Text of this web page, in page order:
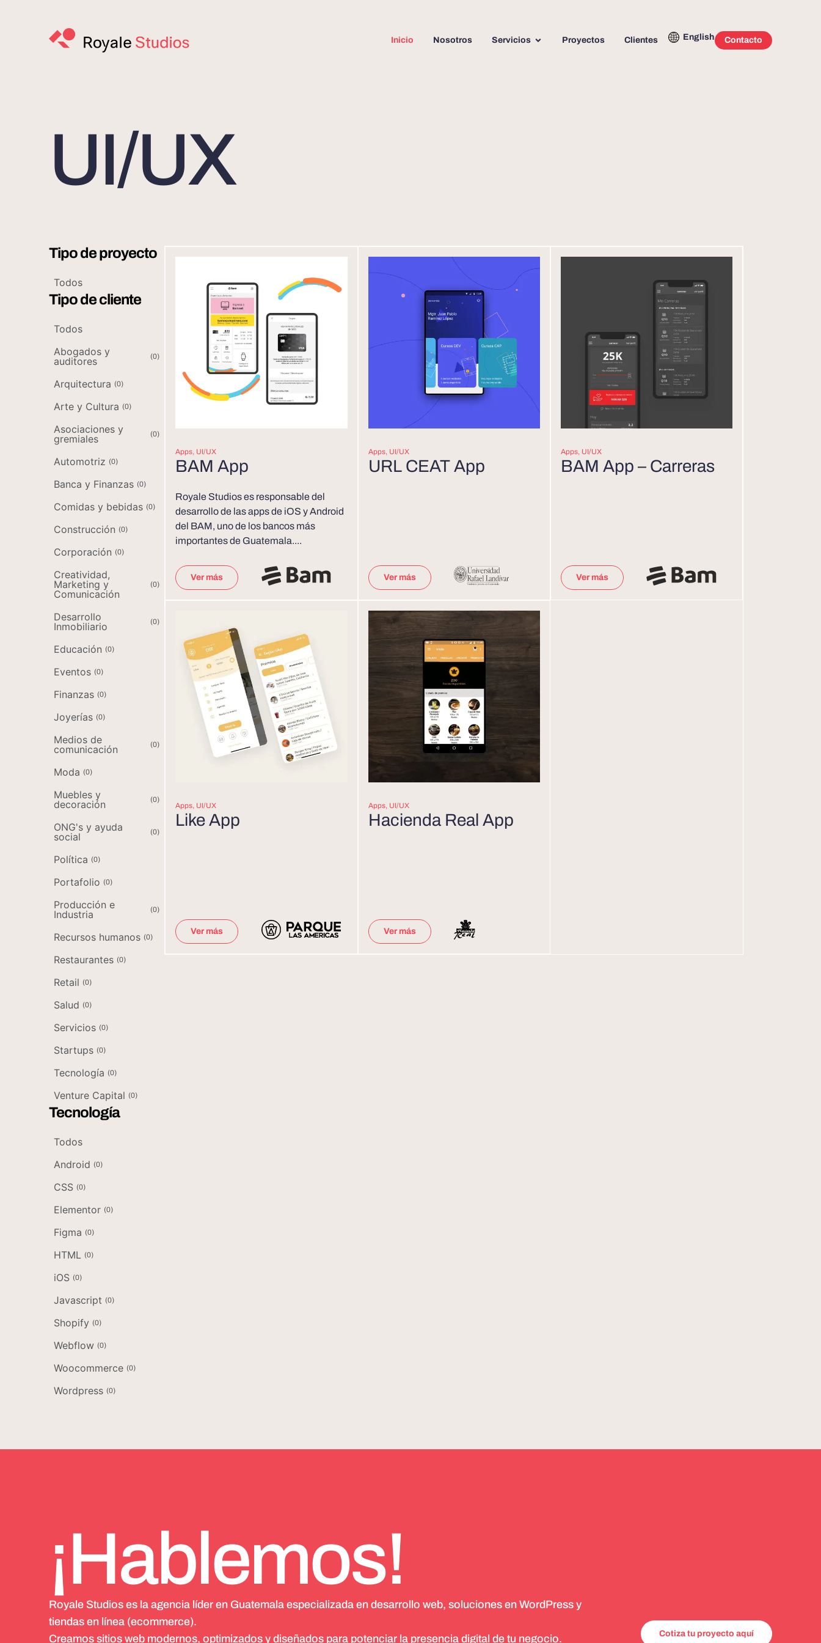
Inicio Nosotros Servicios Proyectos Clientes English Contacto
UI/UX
Tipo de proyecto
Todos
Tipo de cliente
Todos
Abogados y
auditores
(0)
Arquitectura (0)
Arte y Cultura (0)
Asociaciones y
gremiales
(0)
Automotriz (0)
Banca y Finanzas (0)
Comidas y bebidas (0)
Construcción (0)
Corporación (0)
Creatividad,
Marketing y
Comunicación
(0)
Desarrollo
Inmobiliario
(0)
Educación (0)
Eventos (0)
Finanzas (0)
Joyerías (0)
Medios de
comunicación
(0)
Moda (0)
Muebles y
decoración
(0)
ONG's y ayuda
social
(0)
Política (0)
Portafolio (0)
Producción e
Industria
(0)
Recursos humanos (0)
Restaurantes (0)
Retail (0)
Salud (0)
Servicios (0)
Startups (0)
Tecnología (0)
Venture Capital (0)
Tecnología
Todos
Android (0)
CSS (0)
Elementor (0)
Figma (0)
HTML (0)
iOS (0)
Javascript (0)
Shopify (0)
Webflow (0)
Woocommerce (0)
Wordpress (0)
Apps, UI/UX
BAM App
Royale Studios es responsable del
desarrollo de las apps de iOS y Android
del BAM, uno de los bancos más
importantes de Guatemala....
Ver más
Apps, UI/UX
URL CEAT App
Ver más
Apps, UI/UX
BAM App – Carreras
Ver más
Apps, UI/UX
Like App
Ver más
Apps, UI/UX
Hacienda Real App
Ver más
¡Hablemos!
Royale Studios es la agencia líder en Guatemala especializada en desarrollo web, soluciones en WordPress y
tiendas en línea (ecommerce).
Creamos sitios web modernos, optimizados y diseñados para potenciar la presencia digital de tu negocio.
Cotiza tu proyecto aquí